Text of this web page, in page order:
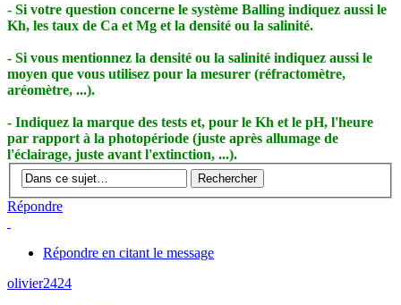
- Si votre question concerne le système Balling indiquez aussi le
Kh, les taux de Ca et Mg et la densité ou la salinité.
- Si vous mentionnez la densité ou la salinité indiquez aussi le
moyen que vous utilisez pour la mesurer (réfractomètre,
aréomètre, ...).
- Indiquez la marque des tests et, pour le Kh et le pH, l'heure
par rapport à la photopériode (juste après allumage de
l'éclairage, juste avant l'extinction, ...).
Répondre
Répondre en citant le message
olivier2424